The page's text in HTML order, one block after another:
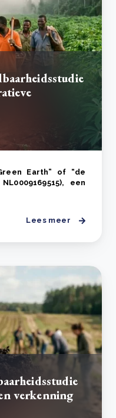
Earth” of “de
een
Lees meer
verkenning